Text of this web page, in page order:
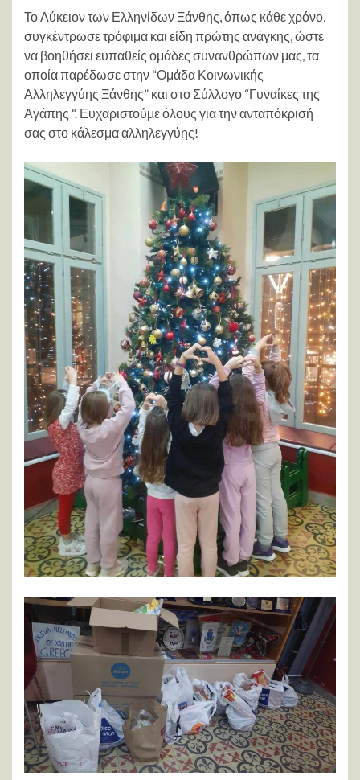
Το Λύκειον των Ελληνίδων Ξάνθης, όπως κάθε χρόνο,
συγκέντρωσε τρόφιμα και είδη πρώτης ανάγκης, ώστε
να βοηθήσει ευπαθείς ομάδες συνανθρώπων μας, τα
οποία παρέδωσε στην “Ομάδα Κοινωνικής
Αλληλεγγύης Ξάνθης” και στο Σύλλογο “Γυναίκες της
Αγάπης “. Ευχαριστούμε όλους για την ανταπόκρισή
σας στο κάλεσμα αλληλεγγύης!